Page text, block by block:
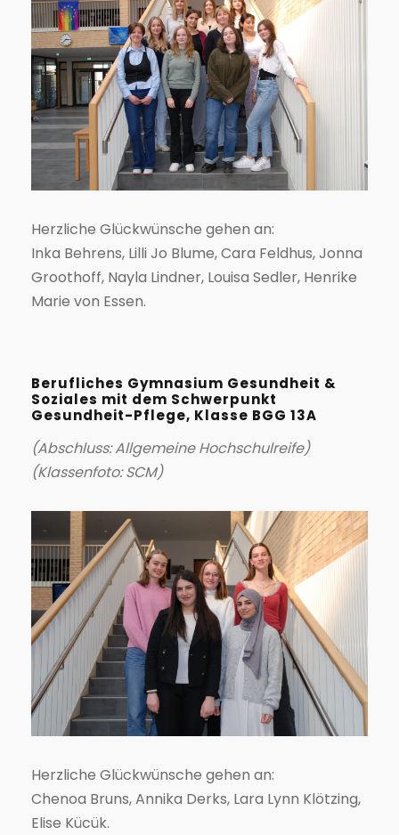
Herzliche Glückwünsche gehen an:
Inka Behrens, Lilli Jo Blume, Cara Feldhus, Jonna
Groothoff, Nayla Lindner, Louisa Sedler, Henrike
Marie von Essen.
Berufliches Gymnasium Gesundheit &
Soziales mit dem Schwerpunkt
Gesundheit-Pflege, Klasse BGG 13A
(Abschluss: Allgemeine Hochschulreife)
(Klassenfoto: SCM)
Herzliche Glückwünsche gehen an:
Chenoa Bruns, Annika Derks, Lara Lynn Klötzing,
Elise Kücük.